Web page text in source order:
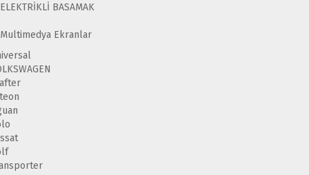
ELEKTRİKLİ BASAMAK
Multimedya Ekranlar